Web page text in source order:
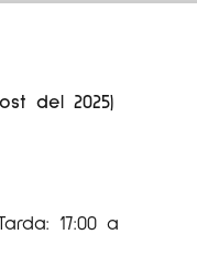
del 2025)
17:00 a